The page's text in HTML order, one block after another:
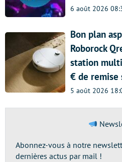
6 août 2026
Bon plan
Roborock
station
€ de remise
5 août 2026
Abonnez-vous à notre
dernières actus par mail !